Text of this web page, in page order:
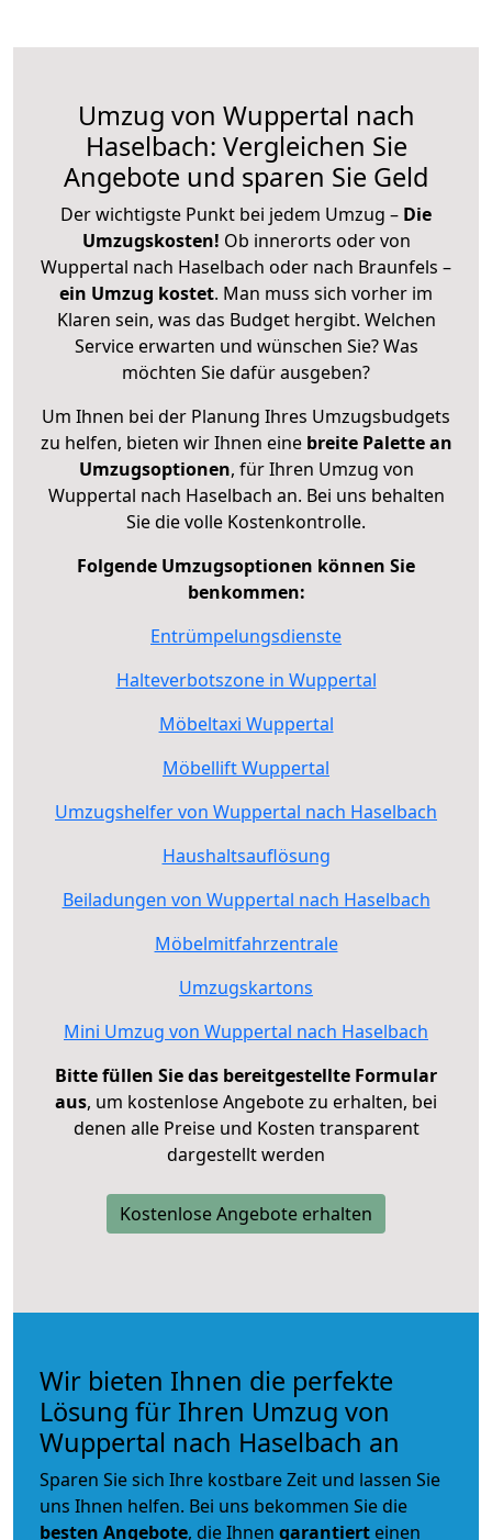
Umzug von Wuppertal nach
Haselbach: Vergleichen Sie
Angebote und sparen Sie Geld
Der wichtigste Punkt bei jedem Umzug – Die
Umzugskosten! Ob innerorts oder von
Wuppertal nach Haselbach oder nach Braunfels –
ein Umzug kostet. Man muss sich vorher im
Klaren sein, was das Budget hergibt. Welchen
Service erwarten und wünschen Sie? Was
möchten Sie dafür ausgeben?
Um Ihnen bei der Planung Ihres Umzugsbudgets
zu helfen, bieten wir Ihnen eine breite Palette an
Umzugsoptionen, für Ihren Umzug von
Wuppertal nach Haselbach an. Bei uns behalten
Sie die volle Kostenkontrolle.
Folgende Umzugsoptionen können Sie
benkommen:
Entrümpelungsdienste
Halteverbotszone in Wuppertal
Möbeltaxi Wuppertal
Möbellift Wuppertal
Umzugshelfer von Wuppertal nach Haselbach
Haushaltsauflösung
Beiladungen von Wuppertal nach Haselbach
Möbelmitfahrzentrale
Umzugskartons
Mini Umzug von Wuppertal nach Haselbach
Bitte füllen Sie das bereitgestellte Formular
aus, um kostenlose Angebote zu erhalten, bei
denen alle Preise und Kosten transparent
dargestellt werden
Kostenlose Angebote erhalten
Wir bieten Ihnen die perfekte
Lösung für Ihren Umzug von
Wuppertal nach Haselbach an
Sparen Sie sich Ihre kostbare Zeit und lassen Sie
uns Ihnen helfen. Bei uns bekommen Sie die
besten Angebote, die Ihnen garantiert einen